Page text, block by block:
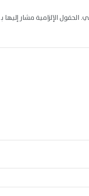
الحقول الإلزامية مشار إليها بـ